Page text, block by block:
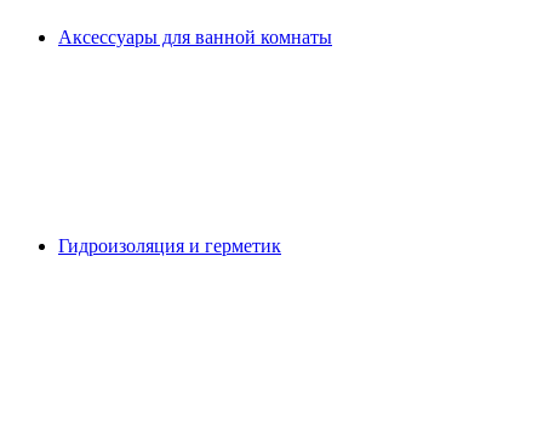
Аксессуары для ванной комнаты
Гидроизоляция и герметик